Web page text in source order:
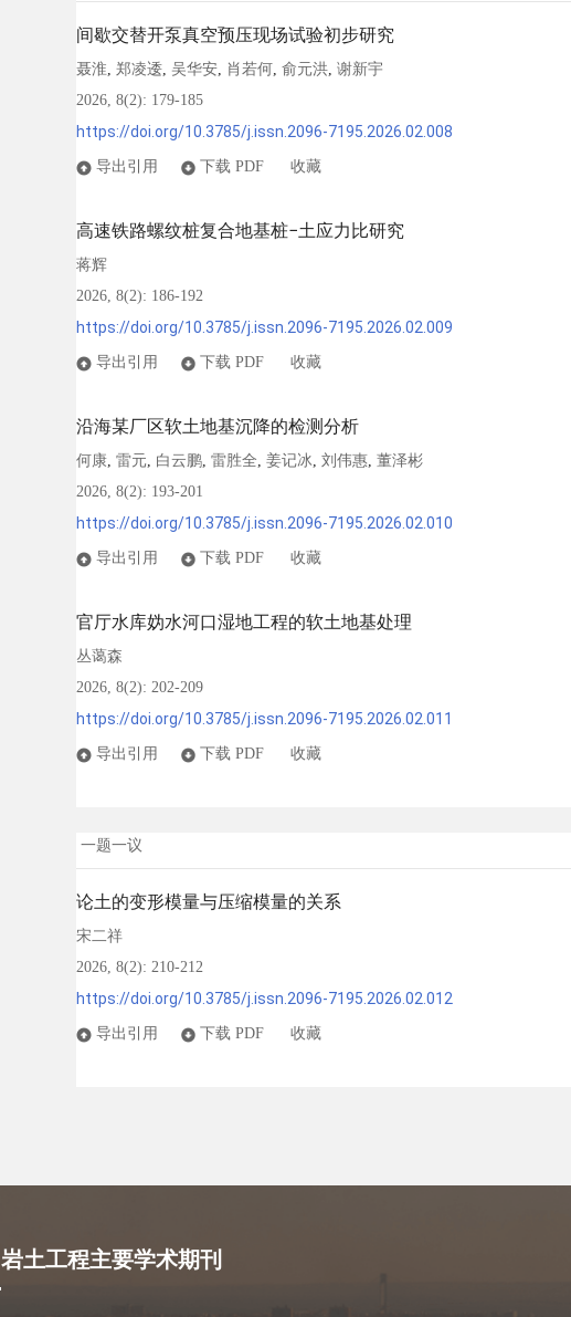
间歇交替开泵真空预压现场试验初步研究
聂淮, 郑凌逶, 吴华安, 肖若何, 俞元洪, 谢新宇
2026, 8(2): 179-185
https://doi.org/10.3785/j.issn.2096-7195.2026.02.008
导出引用 下载 PDF 收藏
高速铁路螺纹桩复合地基桩−土应力比研究
蒋辉
2026, 8(2): 186-192
https://doi.org/10.3785/j.issn.2096-7195.2026.02.009
导出引用 下载 PDF 收藏
沿海某厂区软土地基沉降的检测分析
何康, 雷元, 白云鹏, 雷胜全, 姜记冰, 刘伟惠, 董泽彬
2026, 8(2): 193-201
https://doi.org/10.3785/j.issn.2096-7195.2026.02.010
导出引用 下载 PDF 收藏
官厅水库妫水河口湿地工程的软土地基处理
丛蔼森
2026, 8(2): 202-209
https://doi.org/10.3785/j.issn.2096-7195.2026.02.011
导出引用 下载 PDF 收藏
一题一议
论土的变形模量与压缩模量的关系
宋二祥
2026, 8(2): 210-212
https://doi.org/10.3785/j.issn.2096-7195.2026.02.012
导出引用 下载 PDF 收藏
岩土工程主要学术期刊